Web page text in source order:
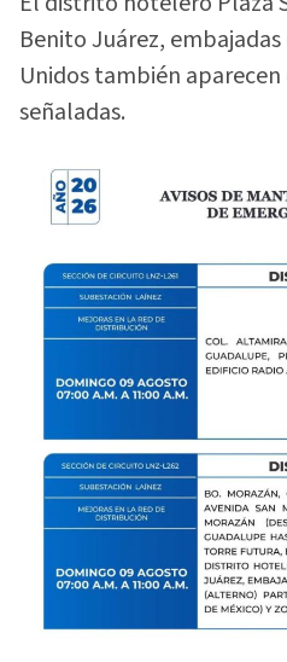
Benito Juárez,
Unidos también
señaladas.